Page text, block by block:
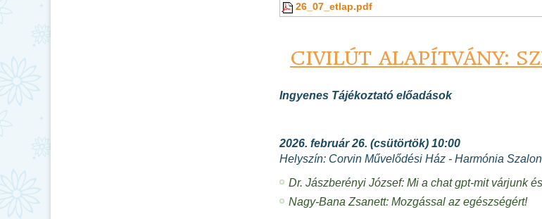
26_07_etlap.pdf
CIVILÚT ALAPÍTVÁNY:
Ingyenes Tájékoztató előadások
2026. február 26. (csütörtök) 10:00
Helyszín: Corvin Művelődési Ház - Harmónia Szalon
Dr. Jászberényi József: Mi a chat gpt-mit várjunk
Nagy-Bana Zsanett: Mozgással az egészségért!